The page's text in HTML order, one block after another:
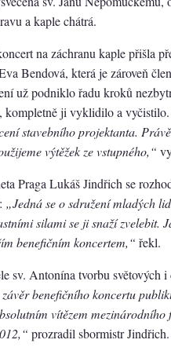
a kaple chátrá.
na záchranu kaple přišla
Bendová, která je zároveň
už podniklo řadu kroků
kompletně ji vyklidilo a
stavebního projektanta.
výtěžek ze vstupného,“
Praga Lukáš Jindřich se
„Jedná se o sdružení mladých
silami se ji snaží zvelebit.
benefičním koncertem,“ řekl.
sv. Antonína tvorbu světových i
benefičního koncertu
vítězem mezinárodního
prozradil sbormistr Jindřich.